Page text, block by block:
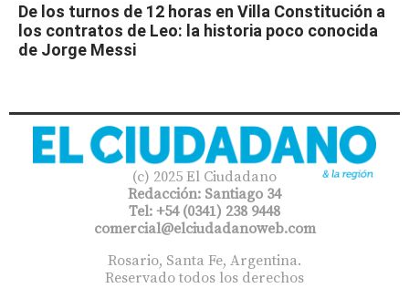
De los turnos de 12 horas en Villa Constitución a
los contratos de Leo: la historia poco conocida
de Jorge Messi
(c) 2025 El Ciudadano
Redacción: Santiago 34
Tel: +54 (0341) 238 9448
comercial@elciudadanoweb.com​
Rosario, Santa Fe, Argentina.
Reservado todos los derechos